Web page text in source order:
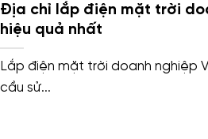
Địa chỉ lắp điện mặt trời
hiệu quả nhất
Lắp điện mặt trời doanh nghiệp
cầu sử...